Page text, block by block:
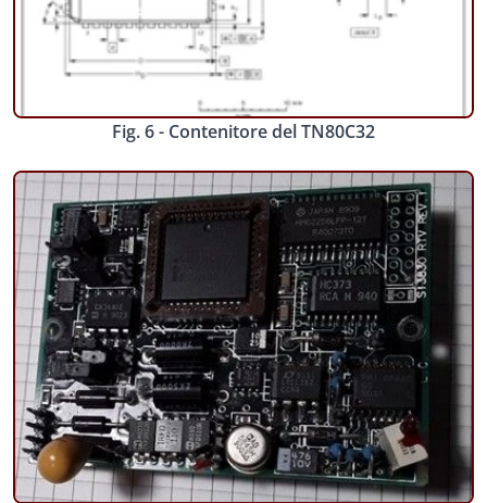
Fig. 6 - Contenitore del TN80C32